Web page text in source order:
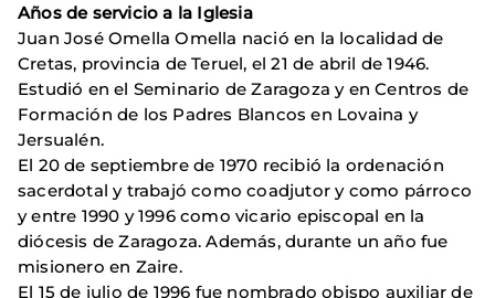
Años de servicio a la Iglesia
Juan José Omella Omella nació en la localidad de
Cretas, provincia de Teruel, el 21 de abril de 1946.
Estudió en el Seminario de Zaragoza y en Centros de
Formación de los Padres Blancos en Lovaina y
Jersualén.
El 20 de septiembre de 1970 recibió la ordenación
sacerdotal y trabajó como coadjutor y como párroco
y entre 1990 y 1996 como vicario episcopal en la
diócesis de Zaragoza. Además, durante un año fue
misionero en Zaire.
El 15 de julio de 1996 fue nombrado obispo auxiliar de